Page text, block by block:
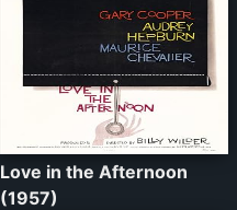
Love in the Afternoon
(1957)